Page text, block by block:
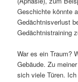
Geschichte könnte
Gedächtnisverlust
Gedächtnistraining
War es ein Traum?
Gebäude. Zu
sich viele Türen.